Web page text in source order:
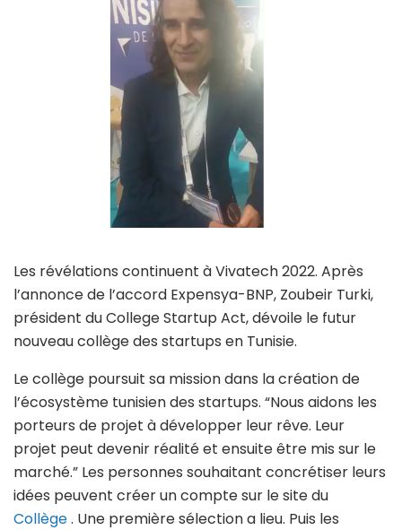
Les révélations continuent à Vivatech 2022. Après
l’annonce de l’accord Expensya-BNP, Zoubeir Turki,
président du College Startup Act, dévoile le futur
nouveau collège des startups en Tunisie.
Le collège poursuit sa mission dans la création de
l’écosystème tunisien des startups. “Nous aidons les
porteurs de projet à développer leur rêve. Leur
projet peut devenir réalité et ensuite être mis sur le
marché.” Les personnes souhaitant concrétiser leurs
idées peuvent créer un compte sur le site du
Collège. Une première sélection a lieu. Puis les